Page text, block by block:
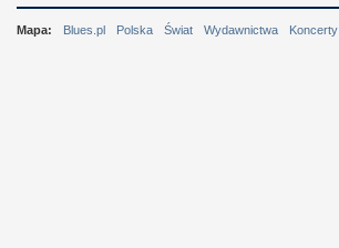
Mapa: Blues.pl Polska Świat Wydawnictwa Koncerty